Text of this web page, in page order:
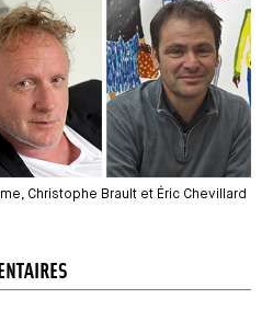
Christophe Brault et Éric Chevillard